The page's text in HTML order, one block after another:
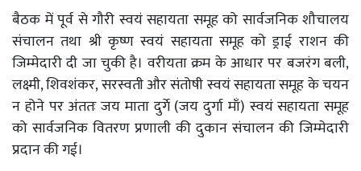
बैठक में पूर्व से गौरी स्वयं सहायता समूह को सार्वजनिक शौचालय
संचालन तथा श्री कृष्ण स्वयं सहायता समूह को ड्राई राशन की
जिम्मेदारी दी जा चुकी है। वरीयता क्रम के आधार पर बजरंग बली,
लक्ष्मी, शिवशंकर, सरस्वती और संतोषी स्वयं सहायता समूह के चयन
न होने पर अंततः जय माता दुर्गे (जय दुर्गा माँ) स्वयं सहायता समूह
को सार्वजनिक वितरण प्रणाली की दुकान संचालन की जिम्मेदारी
प्रदान की गई।